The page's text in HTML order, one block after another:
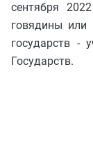
сентября
говядины или
государств -
Государств.